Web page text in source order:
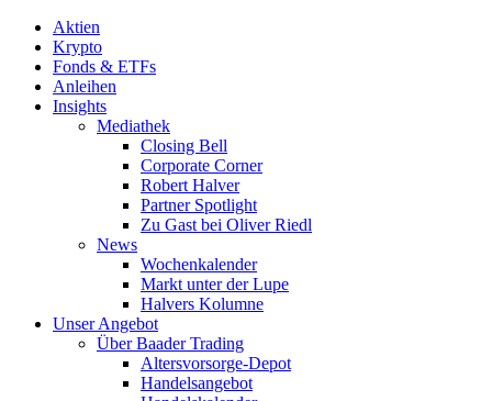
Aktien
Krypto
Fonds & ETFs
Anleihen
Insights
Mediathek
Closing Bell
Corporate Corner
Robert Halver
Partner Spotlight
Zu Gast bei Oliver Riedl
News
Wochenkalender
Markt unter der Lupe
Halvers Kolumne
Unser Angebot
Über Baader Trading
Altersvorsorge-Depot
Handelsangebot